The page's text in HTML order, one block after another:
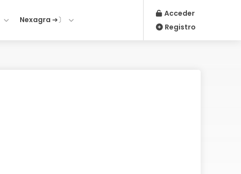
Nexagra ➔〕
Acceder
Registro